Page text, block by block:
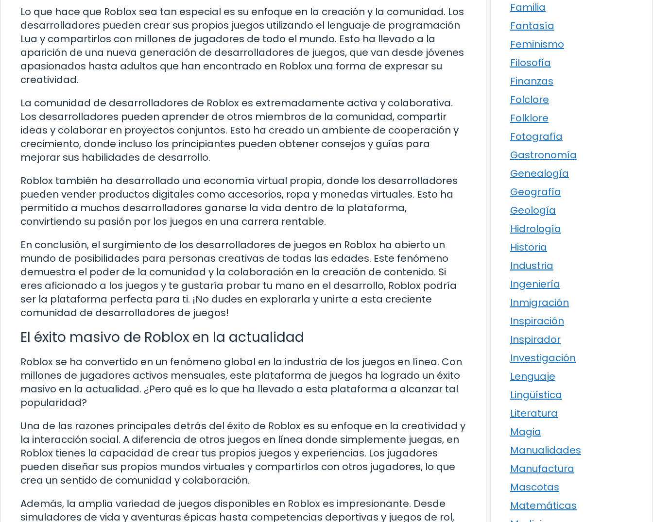
Lo que hace que Roblox sea tan especial es su enfoque en la creación y la comunidad. Los
desarrolladores pueden crear sus propios juegos utilizando el lenguaje de programación
Lua y compartirlos con millones de jugadores de todo el mundo. Esto ha llevado a la
aparición de una nueva generación de desarrolladores de juegos, que van desde jóvenes
apasionados hasta adultos que han encontrado en Roblox una forma de expresar su
creatividad.
La comunidad de desarrolladores de Roblox es extremadamente activa y colaborativa.
Los desarrolladores pueden aprender de otros miembros de la comunidad, compartir
ideas y colaborar en proyectos conjuntos. Esto ha creado un ambiente de cooperación y
crecimiento, donde incluso los principiantes pueden obtener consejos y guías para
mejorar sus habilidades de desarrollo.
Roblox también ha desarrollado una economía virtual propia, donde los desarrolladores
pueden vender productos digitales como accesorios, ropa y monedas virtuales. Esto ha
permitido a muchos desarrolladores ganarse la vida dentro de la plataforma,
convirtiendo su pasión por los juegos en una carrera rentable.
En conclusión, el surgimiento de los desarrolladores de juegos en Roblox ha abierto un
mundo de posibilidades para personas creativas de todas las edades. Este fenómeno
demuestra el poder de la comunidad y la colaboración en la creación de contenido. Si
eres aficionado a los juegos y te gustaría probar tu mano en el desarrollo, Roblox podría
ser la plataforma perfecta para ti. ¡No dudes en explorarla y unirte a esta creciente
comunidad de desarrolladores de juegos!
El éxito masivo de Roblox en la actualidad
Roblox se ha convertido en un fenómeno global en la industria de los juegos en línea. Con
millones de jugadores activos mensuales, este plataforma de juegos ha logrado un éxito
masivo en la actualidad. ¿Pero qué es lo que ha llevado a esta plataforma a alcanzar tal
popularidad?
Una de las razones principales detrás del éxito de Roblox es su enfoque en la creatividad y
la interacción social. A diferencia de otros juegos en línea donde simplemente juegas, en
Roblox tienes la capacidad de crear tus propios juegos y experiencias. Los jugadores
pueden diseñar sus propios mundos virtuales y compartirlos con otros jugadores, lo que
crea un sentido de comunidad y colaboración.
Además, la amplia variedad de juegos disponibles en Roblox es impresionante. Desde
simuladores de vida y aventuras épicas hasta competencias deportivas y juegos de rol,
Familia
Fantasía
Feminismo
Filosofía
Finanzas
Folclore
Folklore
Fotografía
Gastronomía
Genealogía
Geografía
Geología
Hidrología
Historia
Industria
Ingeniería
Inmigración
Inspiración
Inspirador
Investigación
Lenguaje
Lingüística
Literatura
Magia
Manualidades
Manufactura
Mascotas
Matemáticas